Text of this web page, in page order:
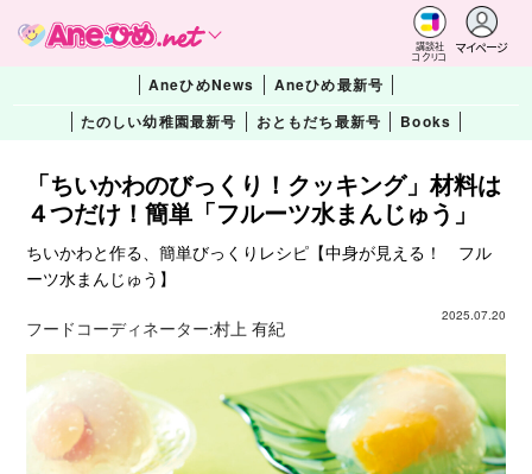
講談社
コクリコ
マイページ
AneひめNews
Aneひめ最新号
たのしい幼稚園最新号
おともだち最新号 Books
「ちいかわのびっくり！クッキング」材料は
４つだけ！簡単「フルーツ水まんじゅう」
ちいかわと作る、簡単びっくりレシピ【中身が見える！ フル
ーツ水まんじゅう】
2025.07.20
フードコーディネーター:村上 有紀